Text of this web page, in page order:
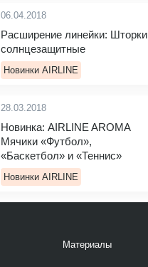
06.04.2018
Расширение линейки: Шторки
солнцезащитные
Новинки AIRLINE
28.03.2018
Новинка: AIRLINE AROMA
Мячики «Футбол»,
«Баскетбол» и «Теннис»
Новинки AIRLINE
Материалы